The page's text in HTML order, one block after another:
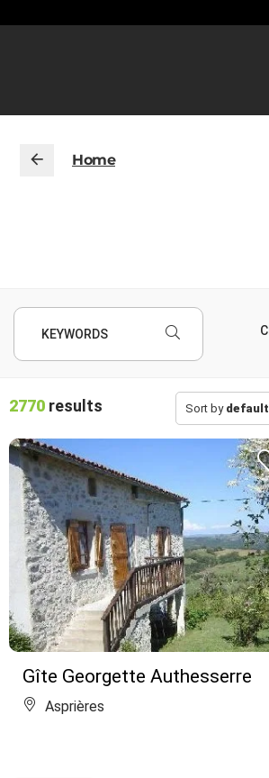
Home
KEYWORDS
2770 results Sort by default
Gîte Georgette Authesserre
Asprières